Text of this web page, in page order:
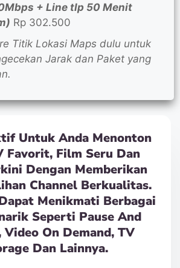
+ Line tlp 50 Menit
Rp 302.500
Titik Lokasi Maps dulu untuk
Jarak dan Paket yang
Untuk Anda Menonton
Favorit, Film Seru Dan
Dengan Memberikan
Channel Berkualitas.
Menikmati Berbagai
Seperti Pause And
Video On Demand, TV
Dan Lainnya.